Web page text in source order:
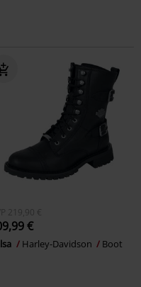
219,90 €
€
Harley-Davidson Boot